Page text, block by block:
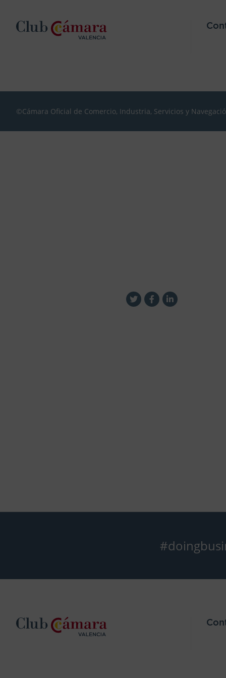
©Cámara Oficial de Comercio, Industria, Servicios y